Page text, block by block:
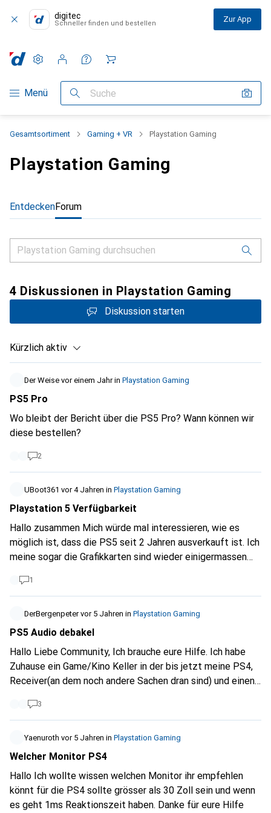
digitec
Schneller finden und bestellen Zur App
Navigation nach Kategorien
Menü Suche
Einstellungen
Kundenkonto
Vergleichslisten
Merklisten
Warenkorb
Gesamtsortiment Gaming + VR Playstation Gaming
Playstation Gaming
EntdeckenForum
4 Diskussionen in Playstation Gaming
Diskussion starten
Kürzlich aktiv
Der Weise vor einem Jahrin Playstation Gaming
PS5 Pro
Wo bleibt der Bericht über die PS5 Pro? Wann können wir
diese bestellen?
2
UBoot361 vor 4 Jahren in Playstation Gaming
Playstation 5 Verfügbarkeit
Hallo zusammen Mich würde mal interessieren, wie es
möglich ist, dass die PS5 seit 2 Jahren ausverkauft ist. Ich
meine sogar die Grafikkarten sind wieder einigermassen
Ausverkauftmeldung verschwindet
1
DerBergenpeter vor 5 Jahren in Playstation Gaming
PS5 Audio debakel
Hallo Liebe Community, Ich brauche eure Hilfe. Ich habe
Zuhause ein Game/Kino Keller in der bis jetzt meine PS4,
Receiver(an dem noch andere Sachen dran sind) und einen
den Beamer verbunden um die Latenz zu verringern, denn
über den AV Receiver ist dieser sehr spürbar(vielleicht
kennt ihr das Problem). Die PS4 habe ich dann mit einem
digitalen Audiokabel (Optical Toslink) mit dem Receiver
mir aber die neue PS5 zulegen und zu meinem erstaunen
hat diese kein Optical Toslink Audioausgang mehr. Ich will
3
Yaenuroth vor 5 Jahren in Playstation Gaming
Welcher Monitor PS4
Hallo Ich wollte wissen welchen Monitor ihr empfehlen
könnt für die PS4 sollte grösser als 30 Zoll sein und wenn
es geht 1ms Reaktionszeit haben. Danke für eure Hilfe